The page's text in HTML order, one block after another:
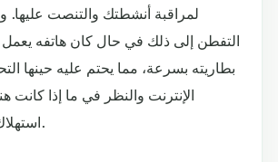
لمراقبة أنشطتك والتنصت عليها.
التفطن إلى ذلك في حال كان هاتفه يعمل
بطاريته بسرعة، مما يحتم عليه حينها
الإنترنت والنظر في ما إذا
استهلاك بيانات الإنترنت.